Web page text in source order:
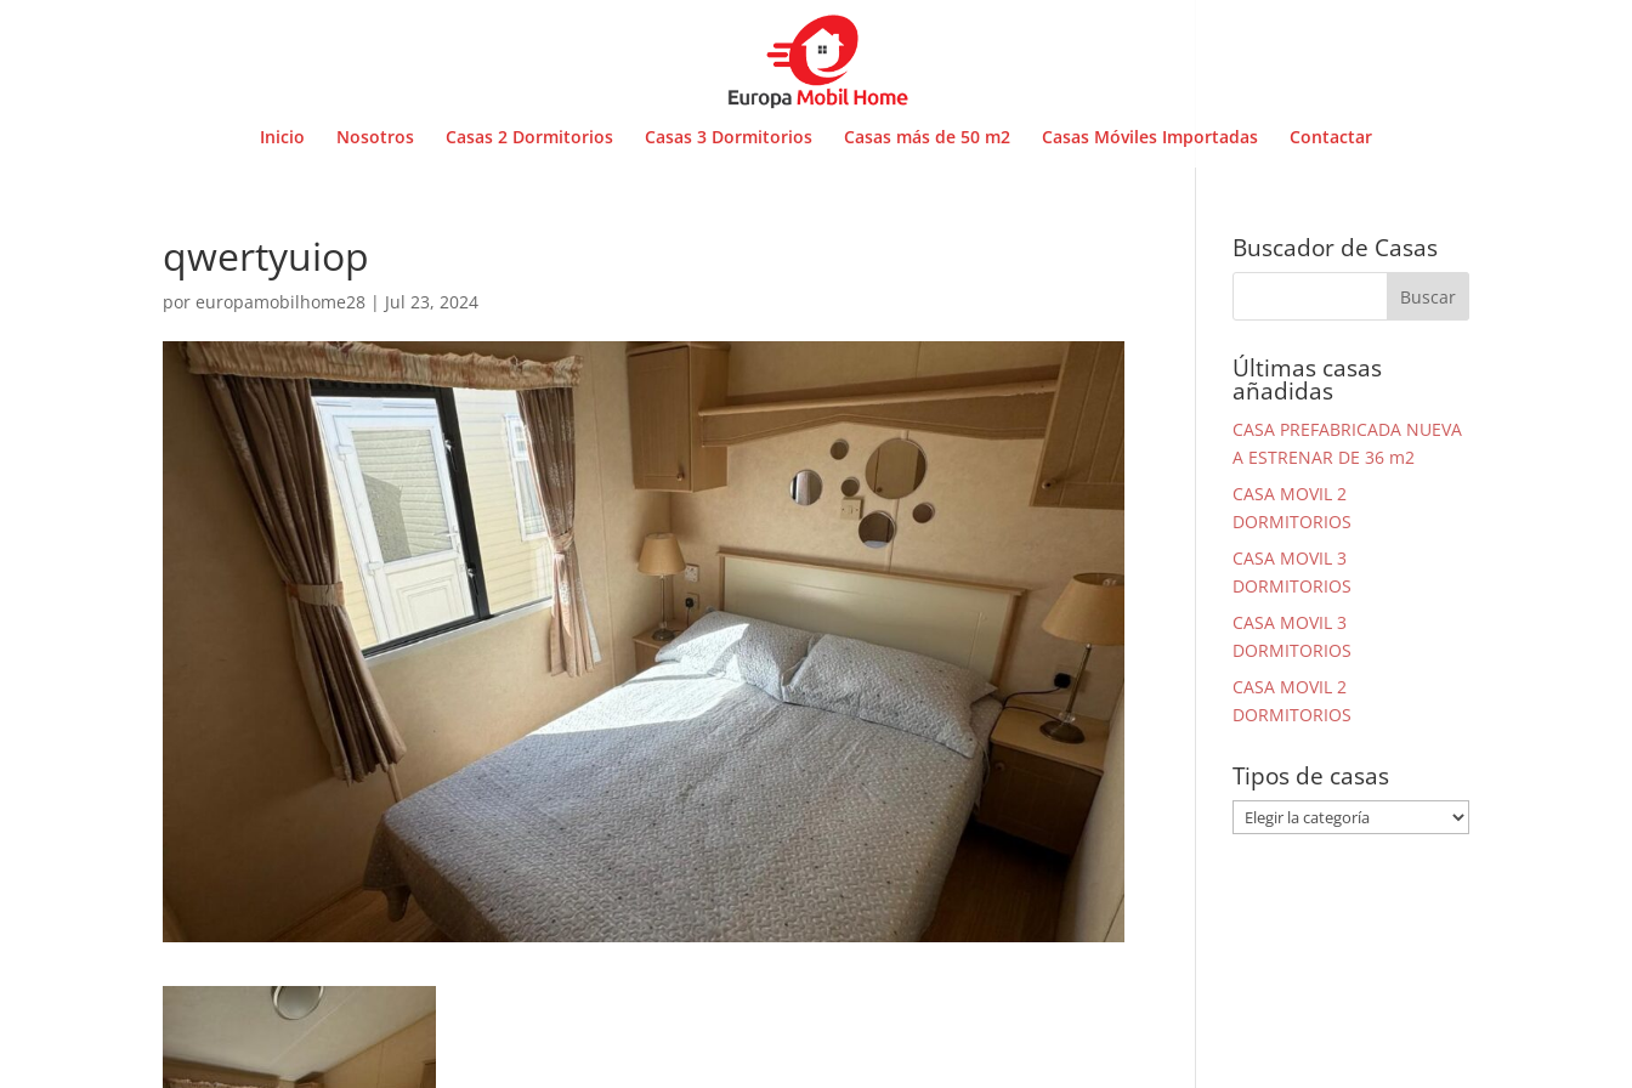
Inicio Nosotros Casas 2 Dormitorios Casas 3 Dormitorios Casas más de 50 m2 Casas Móviles Importadas Contactar
qwertyuiop
poreuropamobilhome28 | Jul 23, 2024
Buscador de Casas
Últimas casas
añadidas
CASA PREFABRICADA NUEVA
A ESTRENAR DE 36 m2
CASA MOVIL 2
DORMITORIOS
CASA MOVIL 3
DORMITORIOS
CASA MOVIL 3
DORMITORIOS
CASA MOVIL 2
DORMITORIOS
Tipos de casas
Tipos
de